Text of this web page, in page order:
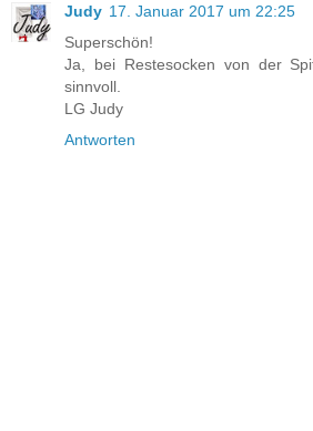
Judy 17. Januar 2017 um 22:25
Superschön!
Ja, bei Restesocken von der
sinnvoll.
LG Judy
Antworten